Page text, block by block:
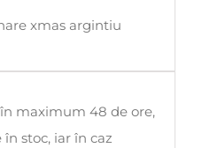
xmas argintiu
maximum 48 de ore,
stoc, iar în caz